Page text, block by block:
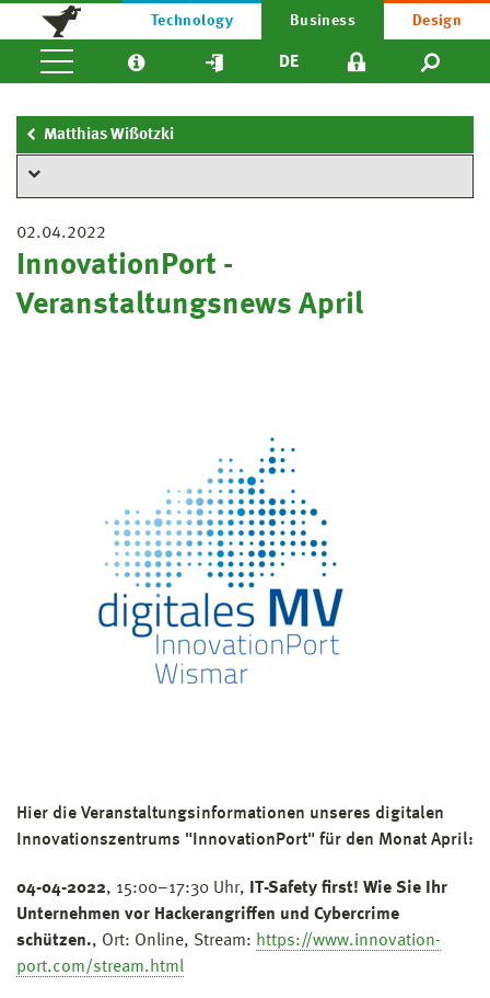
Technology Business Design
DE
Matthias Wißotzki
02.04.2022
InnovationPort -
Veranstaltungsnews April
Hier die Veranstaltungsinformationen unseres digitalen
Innovationszentrums "InnovationPort" für den Monat April:
04-04-2022, 15:00–17:30 Uhr,
IT-Safety first! Wie Sie Ihr
Unternehmen vor Hackerangriffen und Cybercrime
schützen., Ort: Online, Stream: https://www.innovation-
port.com/stream.html